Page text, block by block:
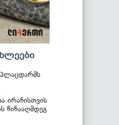
პლაცდარმს
ირანისთვის
წინააღმდეგ